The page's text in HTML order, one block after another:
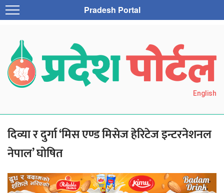
Pradesh Portal
English
दिव्या र दुर्गा ‘मिस एण्ड मिसेज हेरिटेज इन्टरनेशनल
नेपाल’ घोषित